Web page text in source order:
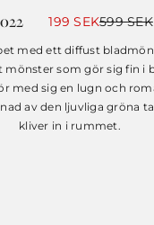
599SEK
Det
priset
var:
599 SEK.
199SEK
Det
priset
är:
199 SEK.
med ett diffust
som gör sig fin i
med sig en lugn och
av den ljuvliga gröna
kliver in i rummet.